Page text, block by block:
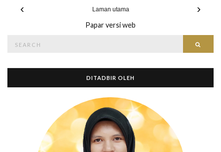
‹ ›
Laman utama
Papar versi web
for:
DITADBIR OLEH